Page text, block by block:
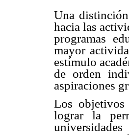
Una
hacia las
programas
mayor
estímulo
de orden
aspiraciones
Los
lograr la